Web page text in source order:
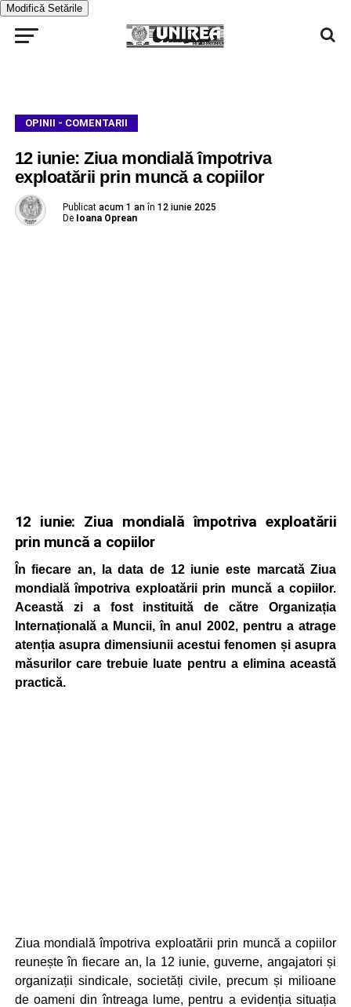
Modifică Setările
OPINII - COMENTARII
12 iunie: Ziua mondială împotriva
exploatării prin muncă a copiilor
Publicat acum 1 an în 12 iunie 2025
De Ioana Oprean
12 iunie: Ziua mondială împotriva exploatării
prin muncă a copiilor
În fiecare an, la data de 12 iunie este marcată Ziua
mondială împotriva exploatării prin muncă a copiilor.
Această zi a fost instituită de către Organizația
Internațională a Muncii, în anul 2002, pentru a atrage
atenția asupra dimensiunii acestui fenomen și asupra
măsurilor care trebuie luate pentru a elimina această
practică.
Ziua mondială împotriva exploatării prin muncă a copiilor
reunește în fiecare an, la 12 iunie, guverne, angajatori și
organizații sindicale, societăți civile, precum și milioane
de oameni din întreaga lume, pentru a evidenția situația